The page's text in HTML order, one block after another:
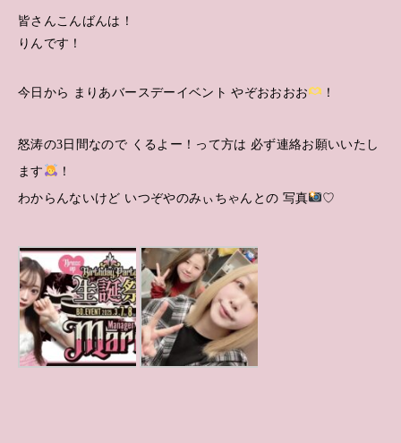
皆さんこんばんは！
りんです！
今日から まりあバースデーイベント やぞおおおお ！
怒涛の3日間なので くるよー！って方は 必ず連絡お願いいたし
ます
！
わからんないけど いつぞやのみぃちゃんとの 写真
♡